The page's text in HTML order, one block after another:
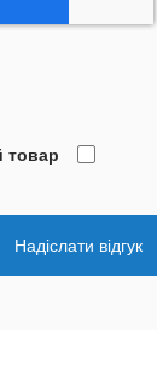
товар
Надіслати відгук